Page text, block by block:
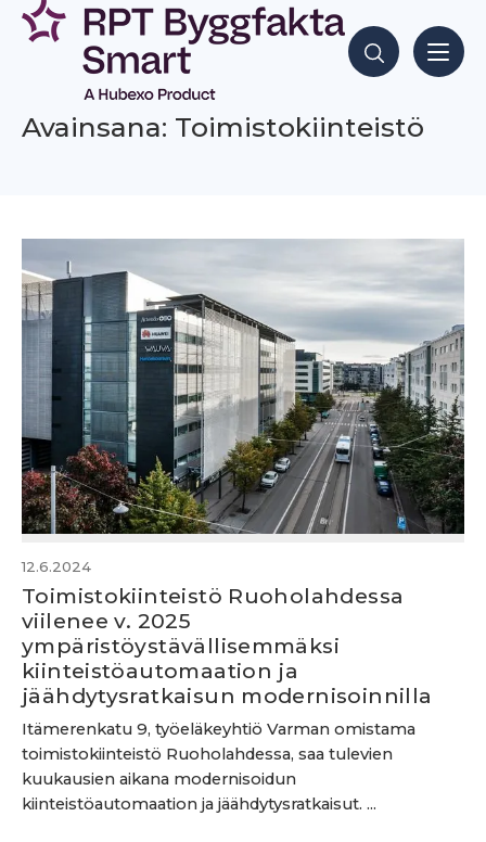
Siirry
sisältöön
Hae sisältöjä
Avainsana: Toimistokiinteistö
12.6.2024
Toimistokiinteistö Ruoholahdessa
viilenee v. 2025
ympäristöystävällisemmäksi
kiinteistöautomaation ja
jäähdytysratkaisun modernisoinnilla
Itämerenkatu 9, työeläkeyhtiö Varman omistama
toimistokiinteistö Ruoholahdessa, saa tulevien
kuukausien aikana modernisoidun
kiinteistöautomaation ja jäähdytysratkaisut. ...